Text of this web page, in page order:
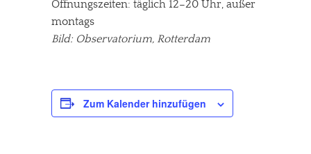
Öffnungszeiten: täglich 12–20 Uhr, außer
montags
Bild: Observatorium, Rotterdam
Zum Kalender hinzufügen